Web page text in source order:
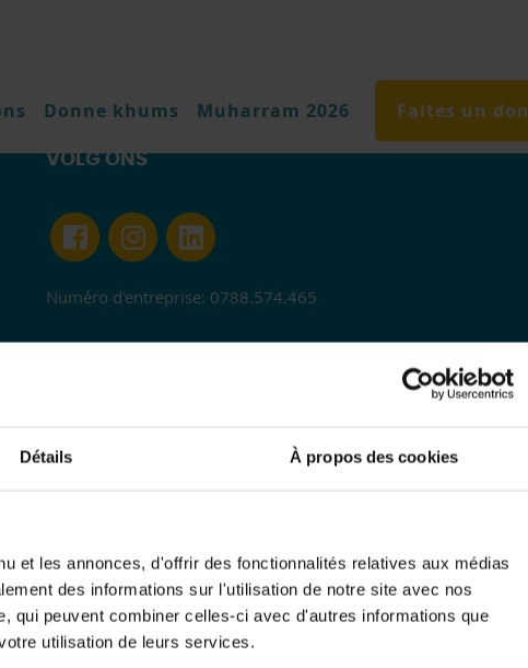
Détails À propos des cookies
et les annonces, d'offrir des fonctionnalités relatives aux médias
des informations sur l'utilisation de notre site avec nos
qui peuvent combiner celles-ci avec d'autres informations que
utilisation de leurs services.
Donne khums Muharram 2026 Faites un don
VOLG ONS
Numéro d'entreprise: 0788.574.465